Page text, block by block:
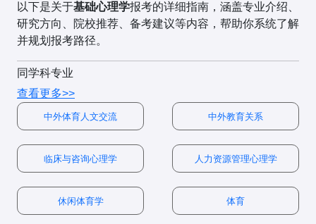
核心考点：
心理学的历史与流派
感知觉、记忆、思维等认知过程
情绪与动机
：选择题、简答题、论述题。
2. 实验心理学（50-60分）
实验设计
三、院校命题特点对比
院校
实验心理学重
点
心理统计学重点 心理学理论特色
北京师
范大学
知心理学
分析
育心理学
华东师
心理测量、应
因素分析、结构 社会心理学、管
1. 核心教材推荐
- 重视科研能力
和心理学基础
985/211
重点
复旦大学、浙江大学、中山大
学、南京大学
（10-30人/年）
知科学”交叉学
地方特
色院校
西南大学（发展与教育心理
学）、陕西师范大学（基础心
理学）、华南师范大学（应用
心理学）
- 分数线接近国
家线
学领域研究
- 调剂机会较多
一、学科特点与优势
1. 学科定位
基础心理学主要研究心理现象的
认知心理学（记忆、注意、思维等）
神经心理学（大脑与行为的关系）
发展心理学（个体心理发展）
社会心理学（个体在社会中的心理行为）
2. 核心优势
以下是关于基础心理学报考的详细指南，涵盖专业介绍、
研究方向、院校推荐、备考建议等内容，帮助你系统了解
并规划报考路径。
一、基础心理学概述
基础心理学是心理学的核心学科，专注于心理学的基本理
论和研究方法，包括感知、认知、情绪、动机、人格等心
主要分支方向：
：研究人类思维过程，如记忆、注意、语
言等。
同学科专业
查看更多>>
中外体育人文交流 中外教育关系
临床与咨询心理学 人力资源管理心理学
休闲体育学 体育